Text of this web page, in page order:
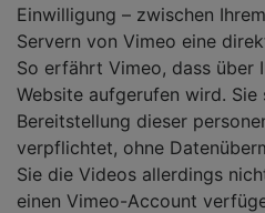
Einwilligung – zwischen
Servern von Vimeo eine
So erfährt Vimeo, dass über
Website aufgerufen wird.
Bereitstellung dieser
verpflichtet, ohne
Sie die Videos allerdings
einen Vimeo-Account